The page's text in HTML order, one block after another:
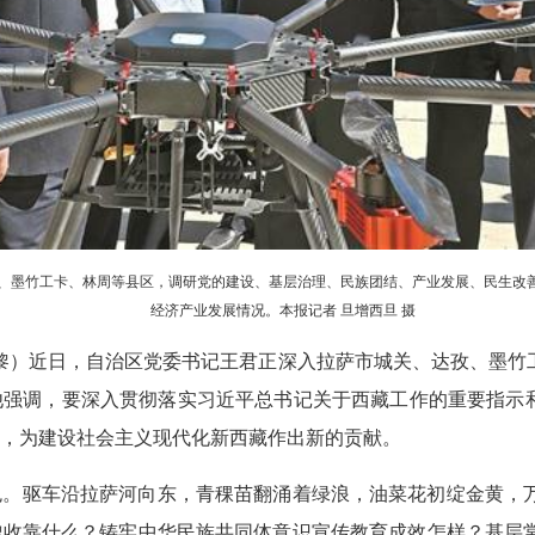
竹工卡、林周等县区，调研党的建设、基层治理、民族团结、产业发展、民生
经济产业发展情况。本报记者 旦增西旦 摄
）近日，自治区党委书记王君正深入拉萨市城关、达孜、墨
调，要深入贯彻落实习近平总书记关于西藏工作的重要指示
为建设社会主义现代化新西藏作出新的贡献。
驱车沿拉萨河向东，青稞苗翻涌着绿浪，油菜花初绽金黄